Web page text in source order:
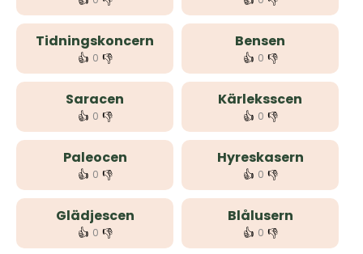
Tidningskoncern
👍 0 👎
Bensen
👍 0 👎
Saracen
👍 0 👎
Kärleksscen
👍 0 👎
Paleocen
👍 0 👎
Hyreskasern
👍 0 👎
Glädjescen
👍 0 👎
Blålusern
👍 0 👎